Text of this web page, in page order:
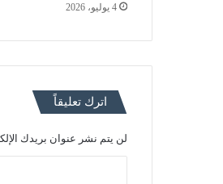
4 يوليو، 2026
اترك تعليقاً
لن يتم نشر عنوان بريدك